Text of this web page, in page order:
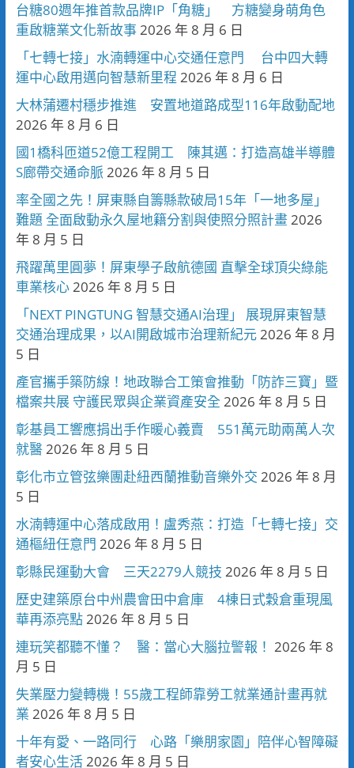
台糖80週年推首款品牌IP「角糖」 方糖變身萌角色
重啟糖業文化新故事2026 年 8 月 6 日
「七轉七接」水湳轉運中心交通任意門 台中四大轉
運中心啟用邁向智慧新里程 2026 年 8 月 6 日
大林蒲遷村穩步推進 安置地道路成型116年啟動配地
2026 年 8 月 6 日
國1橋科匝道52億工程開工 陳其邁：打造高雄半導體
S廊帶交通命脈2026 年 8 月 5 日
率全國之先！屏東縣自籌縣款破局15年「一地多屋」
難題 全面啟動永久屋地籍分割與使照分照計畫2026
年 8 月 5 日
飛躍萬里圓夢！屏東學子啟航德國 直擊全球頂尖綠能
車業核心2026 年 8 月 5 日
「NEXT PINGTUNG 智慧交通AI治理」 展現屏東智慧
交通治理成果，以AI開啟城市治理新紀元2026 年 8 月
5 日
產官攜手築防線！地政聯合工策會推動「防詐三寶」暨
檔案共展 守護民眾與企業資產安全 2026 年 8 月 5 日
彰基員工響應捐出手作暖心義賣 551萬元助兩萬人次
就醫2026 年 8 月 5 日
彰化市立管弦樂團赴紐西蘭推動音樂外交 2026 年 8 月
5 日
水湳轉運中心落成啟用！盧秀燕：打造「七轉七接」交
通樞紐任意門 2026 年 8 月 5 日
彰縣民運動大會 三天2279人競技 2026 年 8 月 5 日
歷史建築原台中州農會田中倉庫 4棟日式穀倉重現風
華再添亮點2026 年 8 月 5 日
連玩笑都聽不懂？ 醫：當心大腦拉警報！ 2026 年 8
月 5 日
失業壓力變轉機！55歲工程師靠勞工就業通計畫再就
業 2026 年 8 月 5 日
十年有愛、一路同行 心路「樂朋家園」陪伴心智障礙
者安心生活2026 年 8 月 5 日